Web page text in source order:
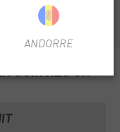
CUIR XLC GR-
ANDORRE